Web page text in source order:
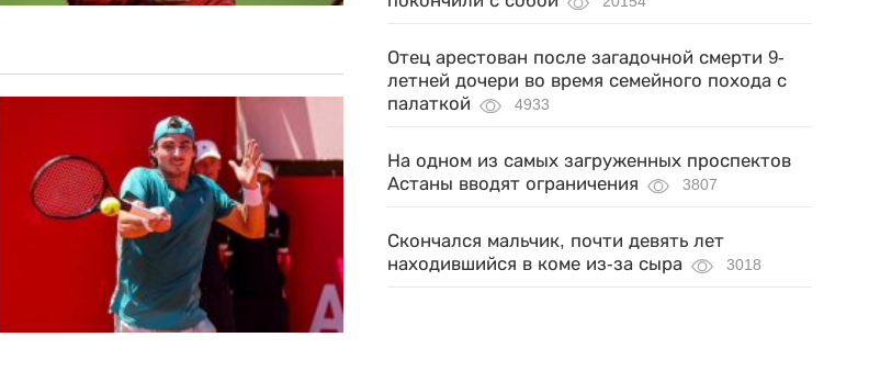
Отец арестован после загадочной смерти 9-
летней дочери во время семейного похода с
палаткой
4933
На одном из самых загруженных проспектов
Астаны вводят ограничения
3807
Скончался мальчик, почти девять лет
находившийся в коме из-за сыра
3018